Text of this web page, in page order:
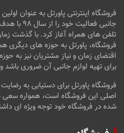
فروشگاه اینترنتی پاورتل به عنوان
جانبی
تلفن های همراه آغاز کرد. با گذشت
فروشگاه، پاورتل به حوزه های دیگری
اقتضای زمان و نیاز مشتریان نیز به
برای تهیه لوازم جانبی آن ضروری باشد
فروشگاه پاورتل برای دستیابی به
اصلی این فروشگاه است، همواره سعی
شده در فروشگاه خود توجه ویژه ای